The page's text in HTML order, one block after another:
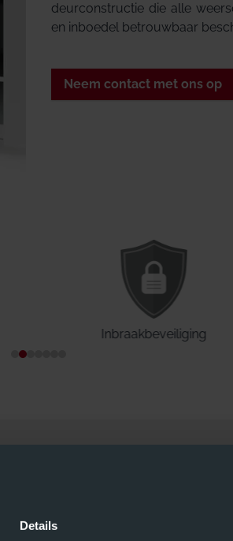
Details
deurconstructie die alle
en inboedel betrouwbaar
Neem contact met ons op
Inbraakbeveiliging